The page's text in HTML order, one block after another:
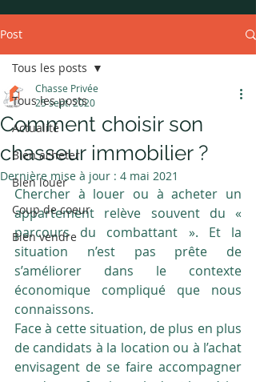
Post
Tous les posts
Actualité
Bien acheter
Bien louer
Coup de coeur
Bien vendre
Tous les posts
Comment choisir son
chasseur immobilier ?
Chasse Privée
25 sept. 2020
Dernière mise à jour : 4 mai 2021
Chercher à louer ou à acheter un
appartement relève souvent du «
parcours du combattant ». Et la
situation n’est pas prête de
s’améliorer dans le contexte
économique compliqué que nous
connaissons.
Face à cette situation, de plus en plus
de candidats à la location ou à l’achat
envisagent de se faire accompagner